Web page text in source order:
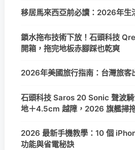
移居馬來西亞前必讀：2026年生
鎖水拖布技術下放！石頭科技
開箱，拖完地板赤腳踩也乾爽
2026年美國旅行指南：台灣旅客
石頭科技 Saros 20 Sonic 聲波
地＋4.5cm 越障，2026 旗艦掃
2026 最新手機教學：10 個
功能與省電秘訣